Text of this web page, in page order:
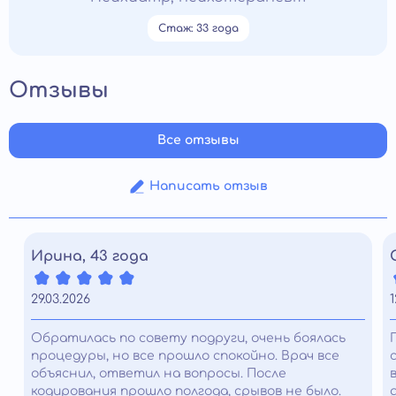
Стаж: 33 года
Отзывы
Написать отзыв
Все отзывы
Ирина, 43 года
29.03.2026
Обратилась по совету подруги, очень боялась
процедуры, но все прошло спокойно. Врач все
объяснил, ответил на вопросы. После
кодирования прошло полгода, срывов не было.